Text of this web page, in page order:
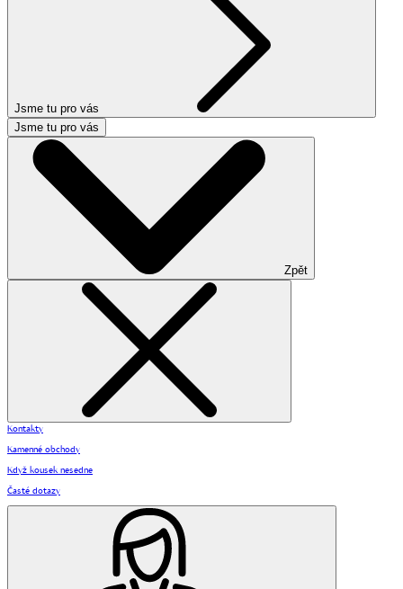
Jsme tu pro vás
Jsme tu pro vás
Zpět
Kontakty
Kamenné obchody
Když kousek nesedne
Časté dotazy